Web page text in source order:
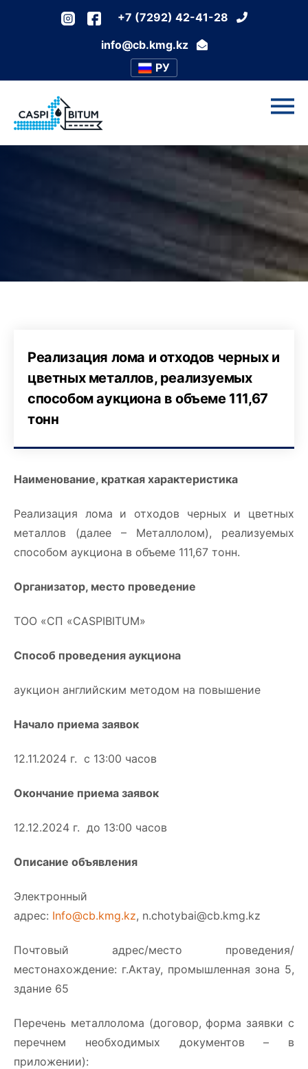
+7 (7292) 42-41-28
info@cb.kmg.kz
РУ
Реализация лома и отходов черных и
цветных металлов, реализуемых
способом аукциона в объеме 111,67
тонн
Наименование, краткая характеристика
Реализация лома и отходов черных и цветных
металлов (далее – Металлолом), реализуемых
способом аукциона в объеме 111,67 тонн.
Организатор, место проведение
ТОО «СП «CASPIBITUM»
Способ проведения аукциона
аукцион английским методом на повышение
Начало приема заявок
12.11.2024 г. с 13:00 часов
Окончание приема заявок
12.12.2024 г. до 13:00 часов
Описание объявления
Электронный
адрес: Info@cb.kmg.kz, n.chotybai@cb.kmg.kz
Почтовый адрес/место проведения/
местонахождение: г.Актау, промышленная зона 5,
здание 65
Перечень металлолома (договор, форма заявки с
перечнем необходимых документов – в
приложении):